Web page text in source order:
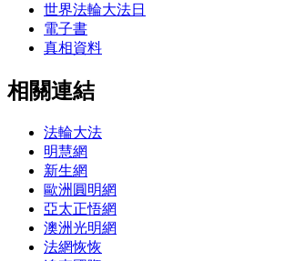
世界法輪大法日
電子書
真相資料
相關連結
法輪大法
明慧網
新生網
歐洲圓明網
亞太正悟網
澳洲光明網
法網恢恢